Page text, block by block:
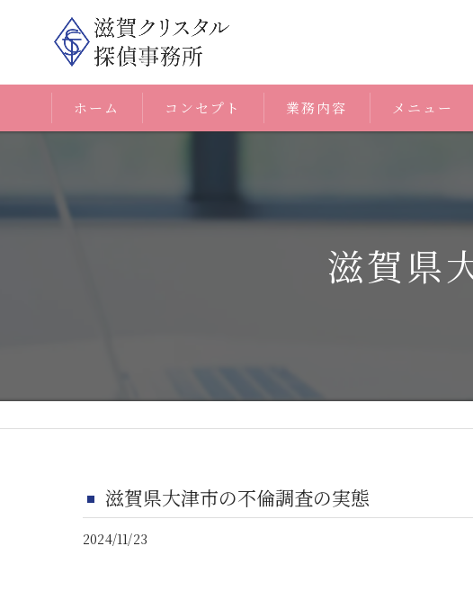
ホーム コンセプト 業務内容 メニュー
滋賀県
滋賀県大津市の不倫調査の実態
2024/11/23